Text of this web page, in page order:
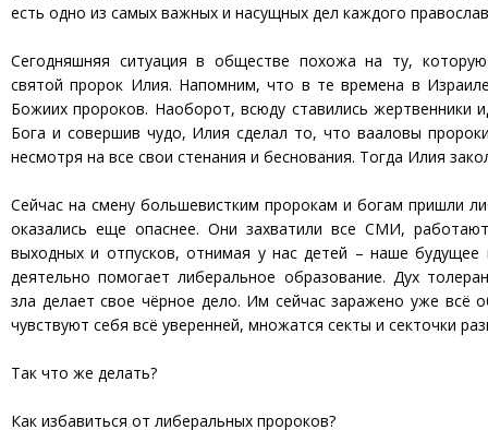
есть одно из самых важных и насущных дел каждого
Сегодняшняя ситуация в обществе похожа на ту,
святой пророк Илия. Напомним, что в те времена в
Божиих пророков. Наоборот, всюду ставились жертвенники
Бога и совершив чудо, Илия сделал то, что вааловы
несмотря на все свои стенания и беснования. Тогда Илия
Сейчас на смену большевистким пророкам и богам пришли
оказались еще опаснее. Они захватили все СМИ,
выходных и отпусков, отнимая у нас детей – наше
деятельно помогает либеральное образование. Дух
зла делает свое чёрное дело. Им сейчас заражено уже всё
чувствуют себя всё уверенней, множатся секты и секточки
Так что же делать?
Как избавиться от либеральных пророков?